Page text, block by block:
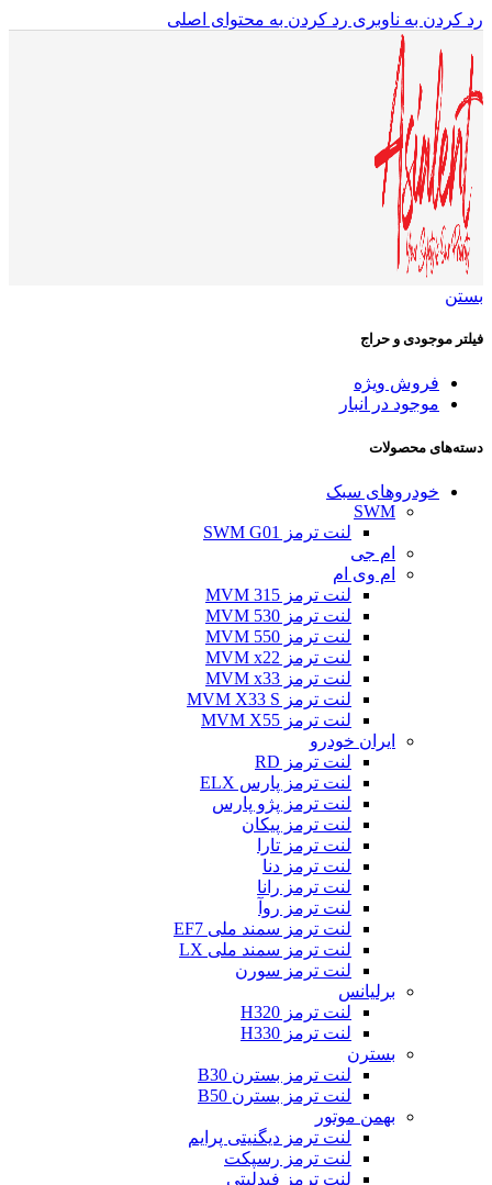
رد کردن به ناوبری رد کردن به محتوای اصلی
بستن
فیلتر موجودی و حراج
فروش ویژه
موجود در انبار
دسته‌های محصولات
خودروهای سبک
SWM
لنت ترمز SWM G01
ام جی
ام وی ام
لنت ترمز MVM 315
لنت ترمز MVM 530
لنت ترمز MVM 550
لنت ترمز MVM x22
لنت ترمز MVM x33
لنت ترمز MVM X33 S
لنت ترمز MVM X55
ایران خودرو
لنت ترمز RD
لنت ترمز پارس ELX
لنت ترمز پژو پارس
لنت ترمز پیکان
لنت ترمز تارا
لنت ترمز دنا
لنت ترمز رانا
لنت ترمز روآ
لنت ترمز سمند ملی EF7
لنت ترمز سمند ملی LX
لنت ترمز سورن
برلیانس
لنت ترمز H320
لنت ترمز H330
بسترن
لنت ترمز بسترن B30
لنت ترمز بسترن B50
بهمن موتور
لنت ترمز دیگنیتی پرایم
لنت ترمز رسپکت
لنت ترمز فیدلیتی